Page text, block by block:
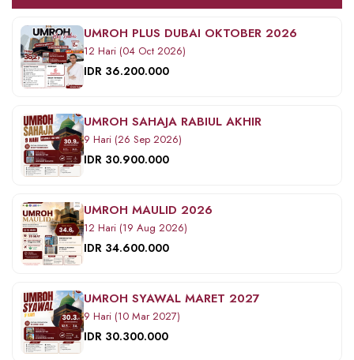
UMROH PLUS DUBAI OKTOBER 2026
12 Hari (04 Oct 2026)
IDR 36.200.000
UMROH SAHAJA RABIUL AKHIR
9 Hari (26 Sep 2026)
IDR 30.900.000
UMROH MAULID 2026
12 Hari (19 Aug 2026)
IDR 34.600.000
UMROH SYAWAL MARET 2027
9 Hari (10 Mar 2027)
IDR 30.300.000